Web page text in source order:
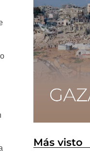
Más visto